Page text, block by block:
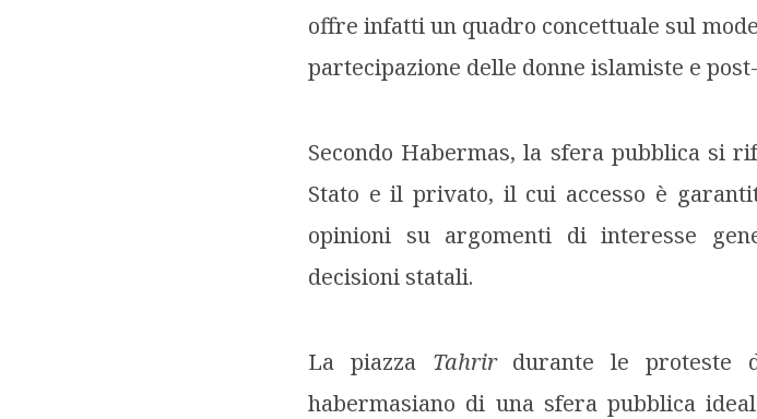
offre infatti un quadro concettuale sul
partecipazione delle donne islamiste e
Secondo Habermas, la sfera pubblica si
Stato e il privato, il cui accesso è
opinioni su argomenti di interesse
decisioni statali.
La piazzaTahrirdurante le proteste
habermasiano di una sfera pubblica